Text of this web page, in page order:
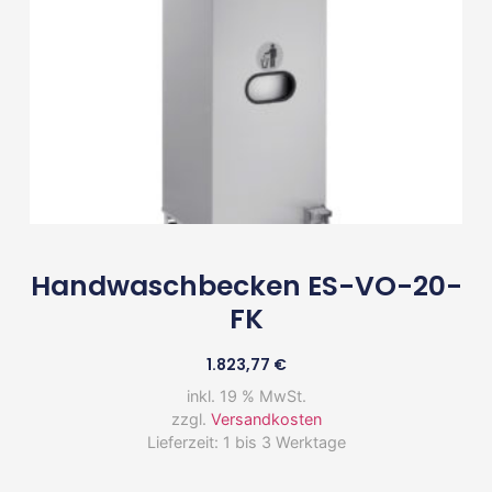
Handwaschbecken ES-VO-20-
FK
1.823,77 €
inkl. 19 % MwSt.
zzgl. Versandkosten
Lieferzeit: 1 bis 3 Werktage